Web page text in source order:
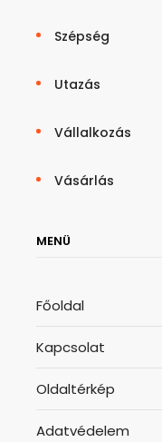
Szépség
Utazás
Vállalkozás
Vásárlás
MENÜ
Főoldal
Kapcsolat
Oldaltérkép
Adatvédelem